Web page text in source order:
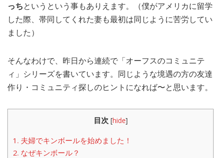
っちというという事もありえます。（僕がアメリカに留学
した際、帯同してくれた妻も最初は同じように苦労してい
ました）
そんなわけで、昨日から連続で「オーフスのコミュニテ
ィ」シリーズを書いています。同じような境遇の方の友達
作り・コミュニティ探しのヒントになれば〜と思います。
目次 [hide]
1. 夫婦でキンボールを始めました！
2. なぜキンボール？